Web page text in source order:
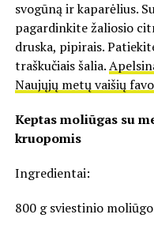
svogūną ir kaparėlius.
pagardinkite žaliosio
druska, pipirais.
traškučiais šalia.
Naujųjų metų vaišių
Keptas moliūgas su
kruopomis
Ingredientai:
800 g sviestinio moliūgo